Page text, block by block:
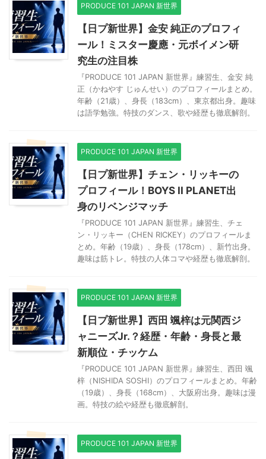
PRODUCE 101 JAPAN 新世界
【日プ新世界】金安 純正のプロフィ
ール！ミスター慶應・元ボイメン研
究生の注目株
『PRODUCE 101 JAPAN 新世界』練習生、金安 純
正（かねやす じゅんせい）のプロフィールまとめ。
年齢（21歳）、身長（183cm）、東京都出身。趣味
は語学勉強。特技のダンス、歌や経歴も徹底解剖。
PRODUCE 101 JAPAN 新世界
【日プ新世界】チェン・リッキーの
プロフィール！BOYS II PLANET出
身のリベンジマッチ
『PRODUCE 101 JAPAN 新世界』練習生、チェ
ン・リッキー（CHEN RICKEY）のプロフィールま
とめ。年齢（19歳）、身長（178cm）、新竹出身。
趣味は筋トレ。特技の人体コマや経歴も徹底解剖。
PRODUCE 101 JAPAN 新世界
【日プ新世界】西田 颯梓は元関西ジ
ャニーズJr.？経歴・年齢・身長と最
新順位・チッケム
『PRODUCE 101 JAPAN 新世界』練習生、西田 颯
梓（NISHIDA SOSHI）のプロフィールまとめ。年齢
（19歳）、身長（168cm）、大阪府出身。趣味は漫
画。特技の絵や経歴も徹底解剖。
PRODUCE 101 JAPAN 新世界